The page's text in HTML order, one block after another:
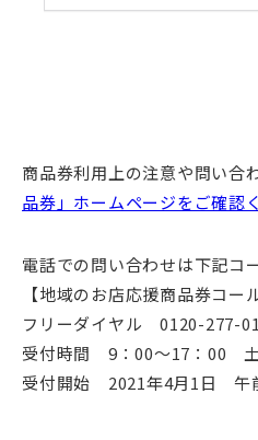
商品券利用上の注意や問い合
品券」ホームページをご確認
電話での問い合わせは下記コ
【地域のお店応援商品券コー
フリーダイヤル 0120-277-
受付時間 9：00～17：00 土
受付開始 2021年4月1日 午